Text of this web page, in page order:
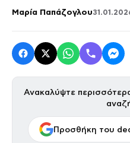
Μαρία Παπάζογλου
Ανακαλύψτε
Προσθήκη του